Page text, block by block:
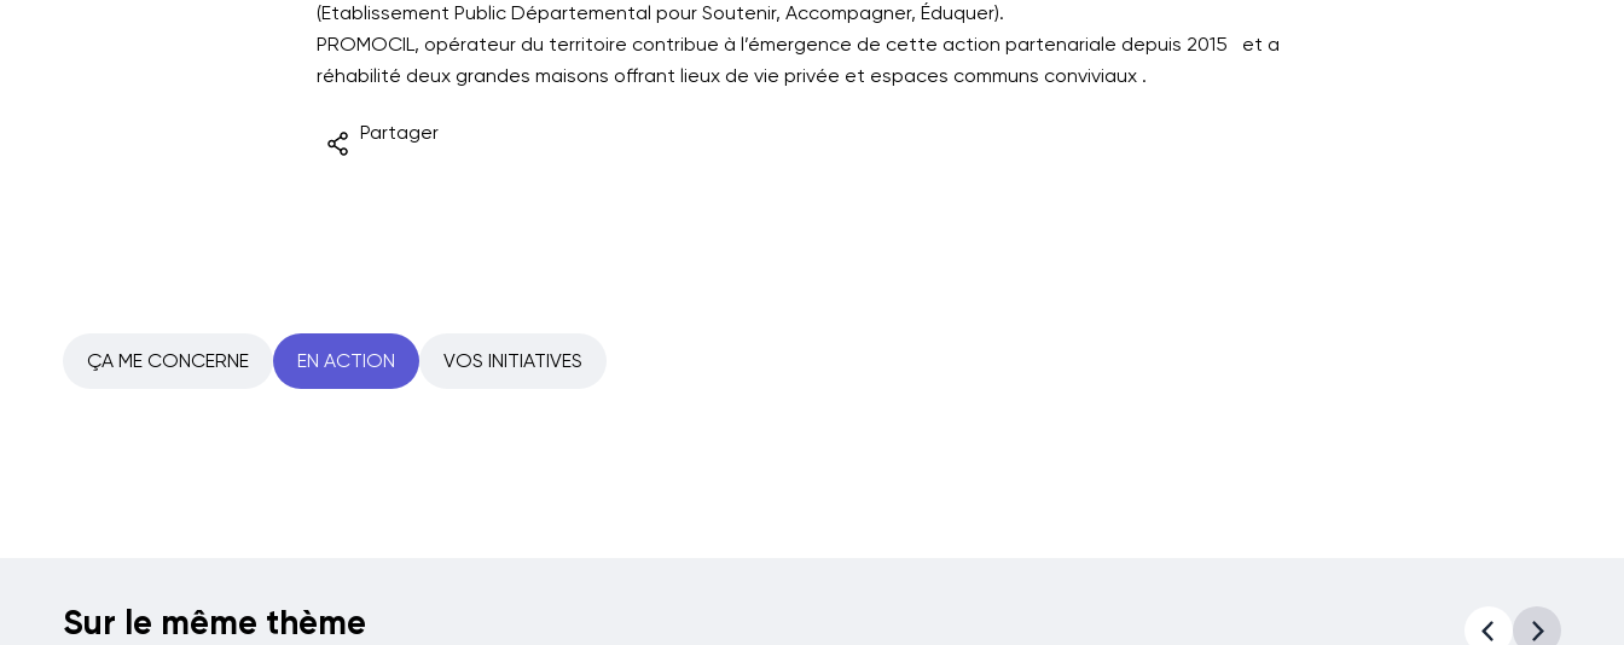
(Etablissement Public Départemental pour Soutenir, Accompagner, Éduquer).
PROMOCIL, opérateur du territoire contribue à l’émergence de cette action partenariale depuis 2015 et a
réhabilité deux grandes maisons offrant lieux de vie privée et espaces communs conviviaux .
Partager
ÇA ME CONCERNE EN ACTION VOS INITIATIVES
Sur le même thème